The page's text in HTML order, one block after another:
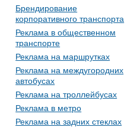
Брендирование
корпоративного транспорта
Реклама в общественном
транспорте
Реклама на маршрутках
Реклама на междугородних
автобусах
Реклама на троллейбусах
Реклама в метро
Реклама на задних стеклах